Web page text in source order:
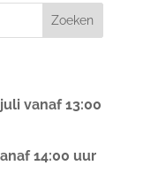
vanaf 13:00
14:00 uur